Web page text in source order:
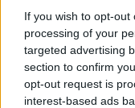
If you wish to opt-
processing of your
targeted advertising
section to confirm
opt-out request is
interest-based ads